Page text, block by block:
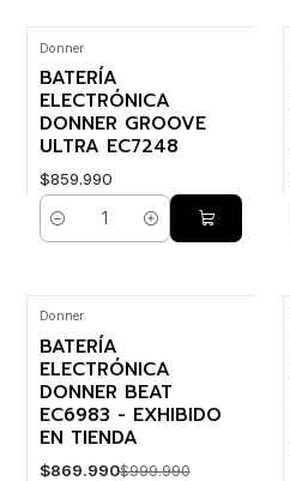
Donner
BATERÍA
ELECTRÓNICA
DONNER GROOVE
ULTRA EC7248
$859.990
Cantidad
-13% OFF
Donner
BATERÍA
ELECTRÓNICA
DONNER BEAT
EC6983 - EXHIBIDO
EN TIENDA
$869.990$999.990